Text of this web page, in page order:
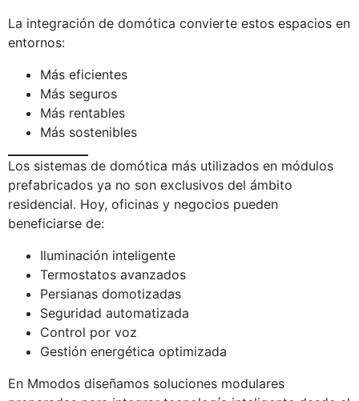
La integración de domótica convierte estos espacios en
entornos:
Más eficientes
Más seguros
Más rentables
Más sostenibles
Los sistemas de domótica más utilizados en módulos
prefabricados ya no son exclusivos del ámbito
residencial. Hoy, oficinas y negocios pueden
beneficiarse de:
Iluminación inteligente
Termostatos avanzados
Persianas domotizadas
Seguridad automatizada
Control por voz
Gestión energética optimizada
En Mmodos diseñamos soluciones modulares